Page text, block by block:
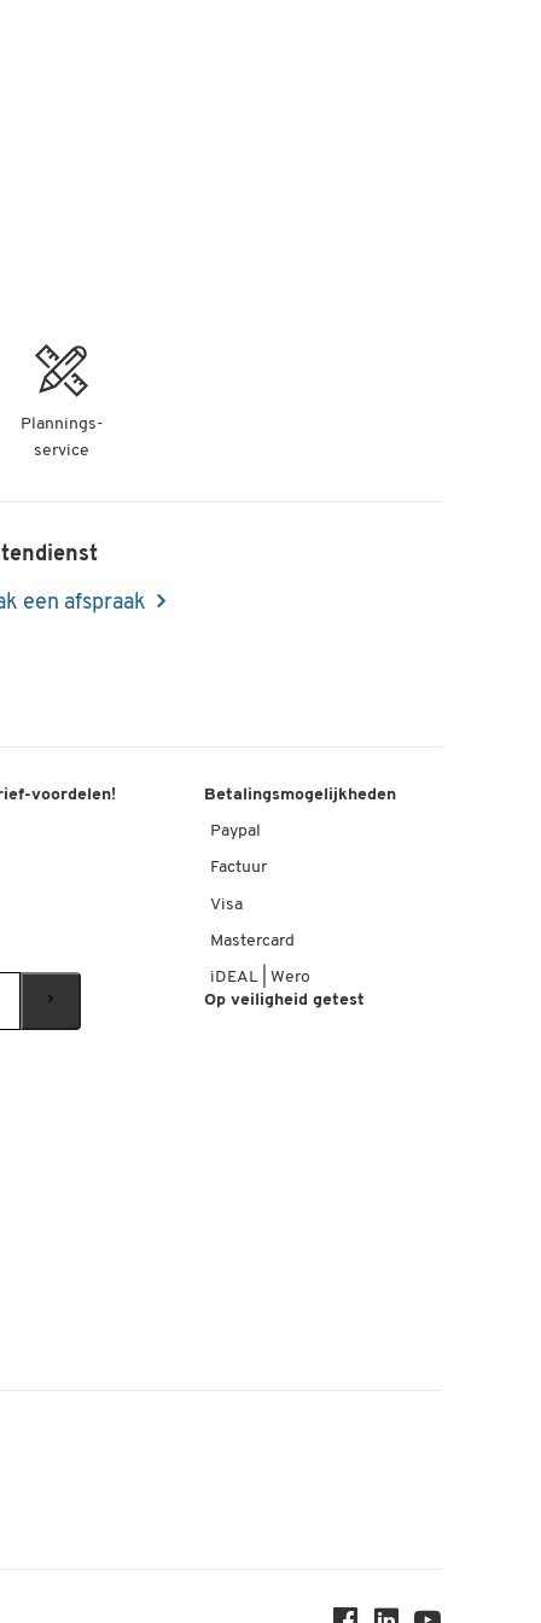
Plannings-
service
een afspraak
voordelen! Betalingsmogelijkheden
Paypal
Factuur
Visa
Mastercard
iDEAL | Wero
Op veiligheid getest